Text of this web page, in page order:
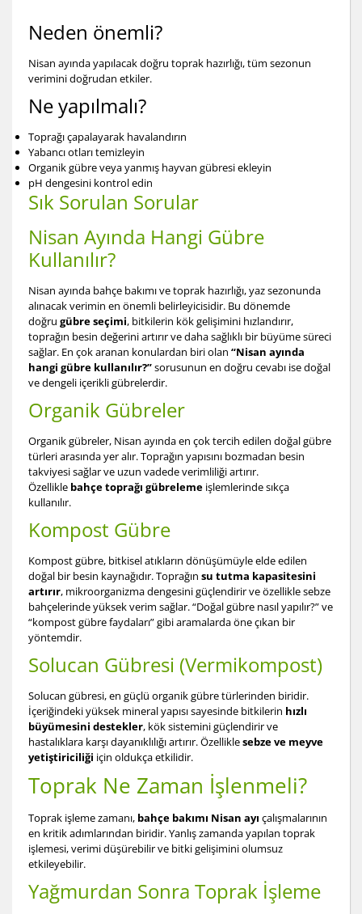
Neden önemli?
Nisan ayında yapılacak doğru toprak hazırlığı, tüm sezonun
verimini doğrudan etkiler.
Ne yapılmalı?
Toprağı çapalayarak havalandırın
Yabancı otları temizleyin
Organik gübre veya yanmış hayvan gübresi ekleyin
pH dengesini kontrol edin
Sık Sorulan Sorular
Nisan Ayında Hangi Gübre
Kullanılır?
Nisan ayında bahçe bakımı ve toprak hazırlığı, yaz sezonunda
alınacak verimin en önemli belirleyicisidir. Bu dönemde
doğru gübre seçimi, bitkilerin kök gelişimini hızlandırır,
toprağın besin değerini artırır ve daha sağlıklı bir büyüme süreci
sağlar. En çok aranan konulardan biri olan “Nisan ayında
hangi gübre kullanılır?”sorusunun en doğru cevabı ise doğal
ve dengeli içerikli gübrelerdir.
Organik Gübreler
Organik gübreler, Nisan ayında en çok tercih edilen doğal gübre
türleri arasında yer alır. Toprağın yapısını bozmadan besin
takviyesi sağlar ve uzun vadede verimliliği artırır.
Özellikle bahçe toprağı gübreleme işlemlerinde sıkça
kullanılır.
Kompost Gübre
Kompost gübre, bitkisel atıkların dönüşümüyle elde edilen
doğal bir besin kaynağıdır. Toprağın su tutma kapasitesini
artırır, mikroorganizma dengesini güçlendirir ve özellikle sebze
bahçelerinde yüksek verim sağlar. “Doğal gübre nasıl yapılır?” ve
“kompost gübre faydaları” gibi aramalarda öne çıkan bir
yöntemdir.
Solucan Gübresi (Vermikompost)
Solucan gübresi, en güçlü organik gübre türlerinden biridir.
İçeriğindeki yüksek mineral yapısı sayesinde bitkilerin hızlı
büyümesini destekler, kök sistemini güçlendirir ve
hastalıklara karşı dayanıklılığı artırır. Özelliklesebze ve meyve
yetiştiriciliği için oldukça etkilidir.
Toprak Ne Zaman İşlenmeli?
Toprak işleme zamanı, bahçe bakımı Nisan ayı çalışmalarının
en kritik adımlarından biridir. Yanlış zamanda yapılan toprak
işlemesi, verimi düşürebilir ve bitki gelişimini olumsuz
etkileyebilir.
Yağmurdan Sonra Toprak İşleme